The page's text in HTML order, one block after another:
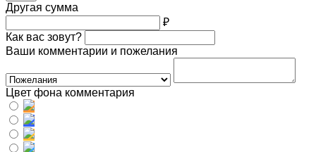
Другая сумма
₽
Как вас зовут?
Ваши комментарии и пожелания
Цвет фона комментария